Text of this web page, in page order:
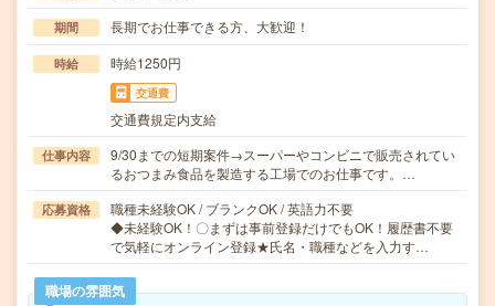
期間 長期でお仕事できる方、大歓迎！
時給 時給1250円
交通費
交通費規定内支給
仕事内容
9/30までの短期案件→スーパーやコンビニで販売されてい
るおつまみ食品を製造する工場でのお仕事です。…
応募資格
職種未経験OK / ブランクOK / 英語力不要
◆未経験OK！〇まずは事前登録だけでもOK！履歴書不要
で気軽にオンライン登録★氏名・職種などを入力す…
職場の雰囲気